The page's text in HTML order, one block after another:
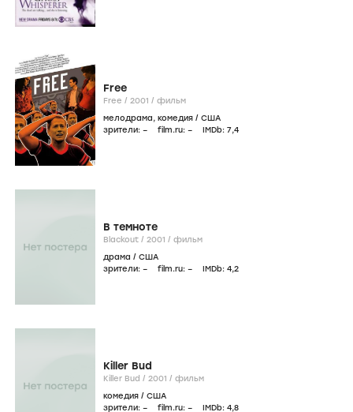
Free
Free / 2001 / фильм
мелодрама, комедия / США
зрители: – film.ru: – IMDb: 7,4
В темноте
Blackout / 2001 / фильм
драма / США
зрители: – film.ru: – IMDb: 4,2
Killer Bud
Killer Bud / 2001 / фильм
комедия / США
зрители: – film.ru: – IMDb: 4,8